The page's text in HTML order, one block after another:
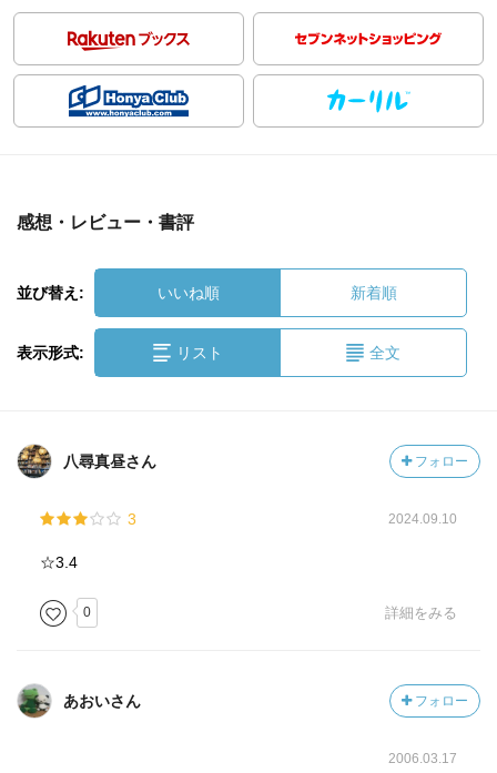
感想・レビュー・書評
並び替え: いいね順 新着順
表示形式: リスト 全文
八尋真昼さん フォロー
3 2024.09.10
☆3.4
0 詳細をみる
あおいさん フォロー
2006.03.17